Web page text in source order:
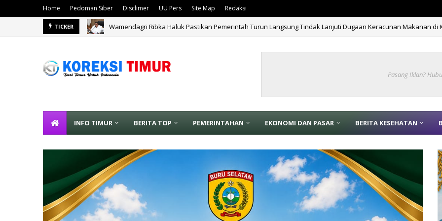
Home Pedoman Siber Disclimer UU Pers Site Map Redaksi
TICKER Wamendagri Ribka Haluk Pastikan Pemerintah Turun Langsung Tindak Lanjuti Dugaan Keracunan Makanan di
Pasang Iklan?
INFO TIMUR BERITA TOP PEMERINTAHAN EKONOMI DAN PASAR BERITA KESEHATAN